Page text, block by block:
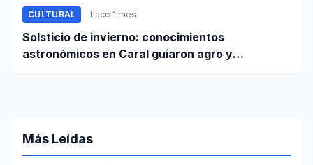
CULTURAL hace 1 mes
Solsticio de invierno: conocimientos
astronómicos en Caral guiaron agro y
Más Leídas